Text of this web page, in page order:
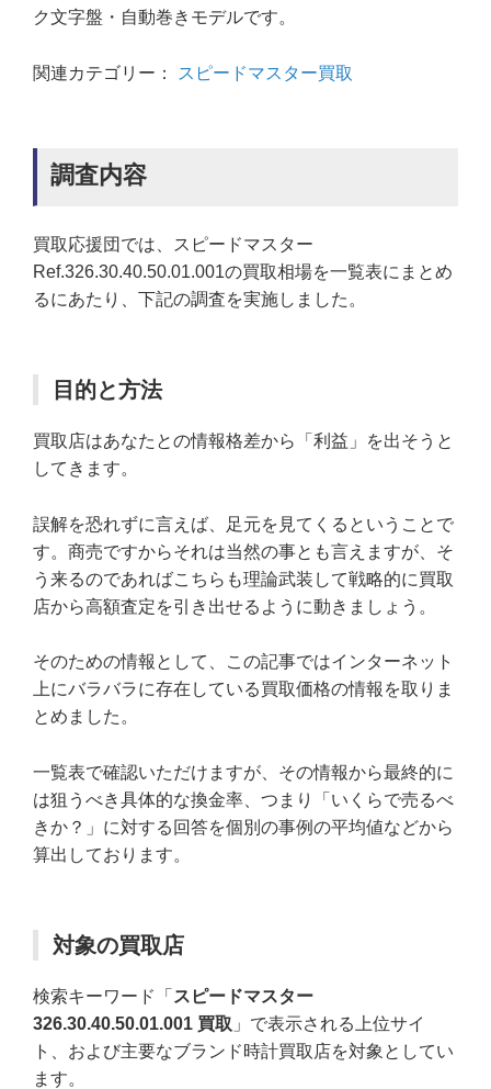
ク文字盤・自動巻きモデルです。
関連カテゴリー： スピードマスター買取
調査内容
買取応援団では、スピードマスター
Ref.326.30.40.50.01.001の買取相場を一覧表にまとめ
るにあたり、下記の調査を実施しました。
目的と方法
買取店はあなたとの情報格差から「利益」を出そうと
してきます。
誤解を恐れずに言えば、足元を見てくるということで
す。商売ですからそれは当然の事とも言えますが、そ
う来るのであればこちらも理論武装して戦略的に買取
店から高額査定を引き出せるように動きましょう。
そのための情報として、この記事ではインターネット
上にバラバラに存在している買取価格の情報を取りま
とめました。
一覧表で確認いただけますが、その情報から最終的に
は狙うべき具体的な換金率、つまり「いくらで売るべ
きか？」に対する回答を個別の事例の平均値などから
算出しております。
対象の買取店
検索キーワード「 スピードマスター
326.30.40.50.01.001 買取 」で表示される上位サイ
ト、および主要なブランド時計買取店を対象としてい
ます。